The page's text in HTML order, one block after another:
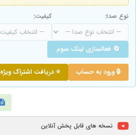
نوع صدا: کیفیت:
🔄 فعالسازی لینک سوم
🔒 ورود به حساب ⭐ دریافت اشتراک ویژه
نسخه های قابل پخش آنلاین